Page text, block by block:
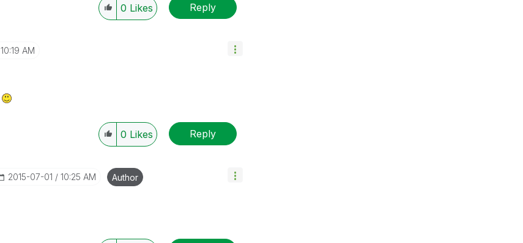
0 Likes Reply
10:19 AM
0 Likes Reply
‎2015-07-01 10:25 AM Author